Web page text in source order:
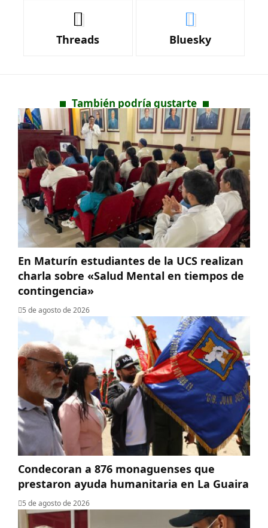
Threads Bluesky
También podría gustarte
En Maturín estudiantes de la UCS realizan
charla sobre «Salud Mental en tiempos de
contingencia»
5 de agosto de 2026
Condecoran a 876 monaguenses que
prestaron ayuda humanitaria en La Guaira
5 de agosto de 2026